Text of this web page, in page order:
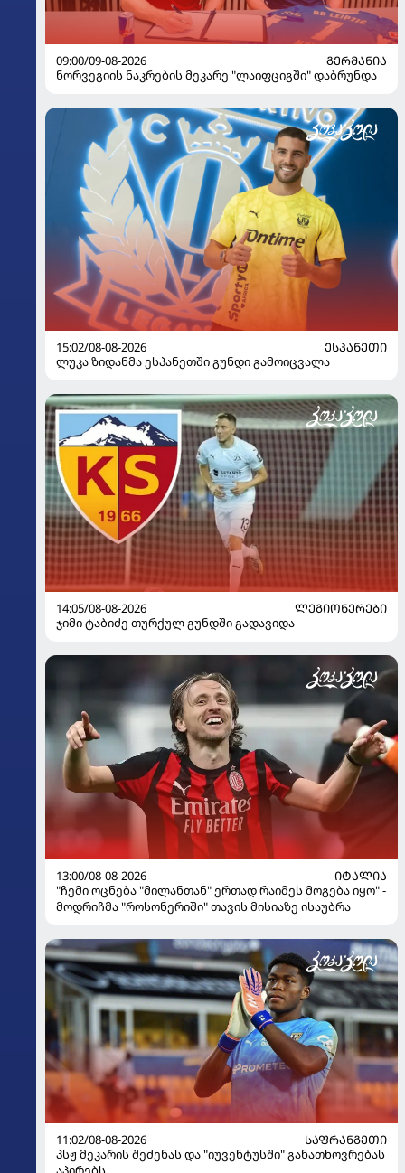
09:00/09-08-2026
ᲒᲔᲠᲛᲐᲜᲘᲐ
ნორვეგიის ნაკრების მეკარე "ლაიფციგში" დაბრუნდა
15:02/08-08-2026
ᲔᲡᲞᲐᲜᲔᲗᲘ
ლუკა ზიდანმა ესპანეთში გუნდი გამოიცვალა
14:05/08-08-2026
ᲚᲔᲒᲘᲝᲜᲔᲠᲔᲑᲘ
ჯიმი ტაბიძე თურქულ გუნდში გადავიდა
13:00/08-08-2026
ᲘᲢᲐᲚᲘᲐ
"ჩემი ოცნება "მილანთან" ერთად რაიმეს მოგება იყო" -
მოდრიჩმა "როსონერიში" თავის მისიაზე ისაუბრა
11:02/08-08-2026
ᲡᲐᲤᲠᲐᲜᲒᲔᲗᲘ
პსჟ მეკარის შეძენას და "იუვენტუსში" განათხოვრებას